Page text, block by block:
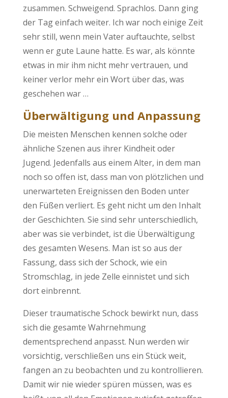
zusammen. Schweigend. Sprachlos. Dann ging
der Tag einfach weiter. Ich war noch einige Zeit
sehr still, wenn mein Vater auftauchte, selbst
wenn er gute Laune hatte. Es war, als könnte
etwas in mir ihm nicht mehr vertrauen, und
keiner verlor mehr ein Wort über das, was
geschehen war …
Überwältigung und Anpassung
Die meisten Menschen kennen solche oder
ähnliche Szenen aus ihrer Kindheit oder
Jugend. Jedenfalls aus einem Alter, in dem man
noch so offen ist, dass man von plötzlichen und
unerwarteten Ereignissen den Boden unter
den Füßen verliert. Es geht nicht um den Inhalt
der Geschichten. Sie sind sehr unterschiedlich,
aber was sie verbindet, ist die Überwältigung
des gesamten Wesens. Man ist so aus der
Fassung, dass sich der Schock, wie ein
Stromschlag, in jede Zelle einnistet und sich
dort einbrennt.
Dieser traumatische Schock bewirkt nun, dass
sich die gesamte Wahrnehmung
dementsprechend anpasst. Nun werden wir
vorsichtig, verschließen uns ein Stück weit,
fangen an zu beobachten und zu kontrollieren.
Damit wir nie wieder spüren müssen, was es